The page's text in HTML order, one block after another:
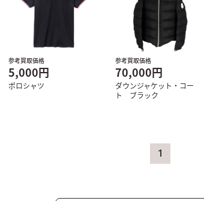
参考買取価格
5,000円
ポロシャツ
参考買取価格
70,000円
ダウンジャケット・コー
ト ブラック
1